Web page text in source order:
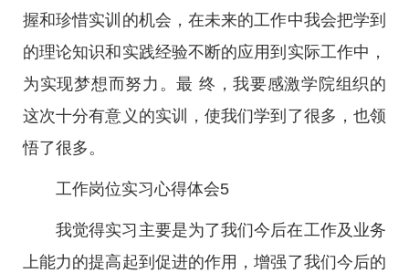
握和珍惜实训的机会，在未来的工作中我会把学到
的理论知识和实践经验不断的应用到实际工作中，
为实现梦想而努力。最 终，我要感激学院组织的
这次十分有意义的实训，使我们学到了很多，也领
悟了很多。
工作岗位实习心得体会5
我觉得实习主要是为了我们今后在工作及业务
上能力的提高起到促进的作用，增强了我们今后的